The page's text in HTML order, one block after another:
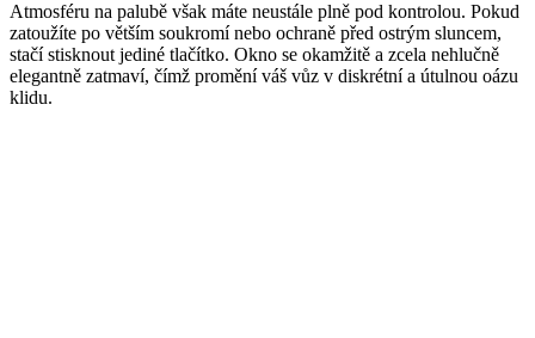
Atmosféru na palubě však máte neustále plně pod kontrolou. Pokud
zatoužíte po větším soukromí nebo ochraně před ostrým sluncem,
stačí stisknout jediné tlačítko. Okno se okamžitě a zcela nehlučně
elegantně zatmaví, čímž promění váš vůz v diskrétní a útulnou oázu
klidu.